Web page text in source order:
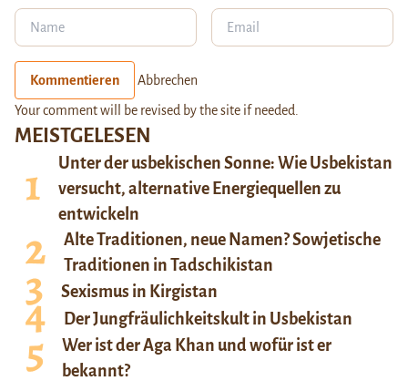
MEISTGELESEN
Unter der usbekischen Sonne: Wie Usbekistan
versucht, alternative Energiequellen zu
entwickeln
Alte Traditionen, neue Namen? Sowjetische
Traditionen in Tadschikistan
Sexismus in Kirgistan
Der Jungfräulichkeitskult in Usbekistan
Wer ist der Aga Khan und wofür ist er
bekannt?
Kommentieren Abbrechen
Your comment will be revised by the site if needed.